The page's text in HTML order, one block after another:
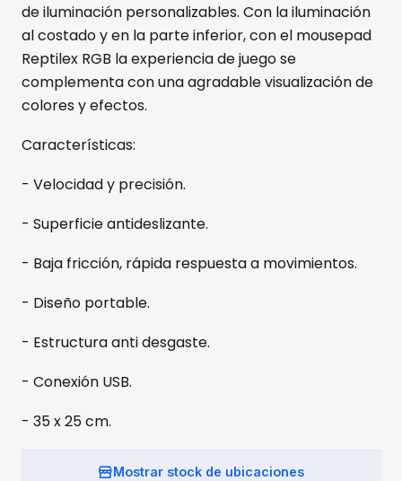
de iluminación personalizables. Con la iluminación
al costado y en la parte inferior, con el mousepad
Reptilex RGB la experiencia de juego se
complementa con una agradable visualización de
colores y efectos.
Características:
- Velocidad y precisión.
- Superficie antideslizante.
- Baja fricción, rápida respuesta a movimientos.
- Diseño portable.
- Estructura anti desgaste.
- Conexión USB.
- 35 x 25 cm.
Mostrar stock de ubicaciones